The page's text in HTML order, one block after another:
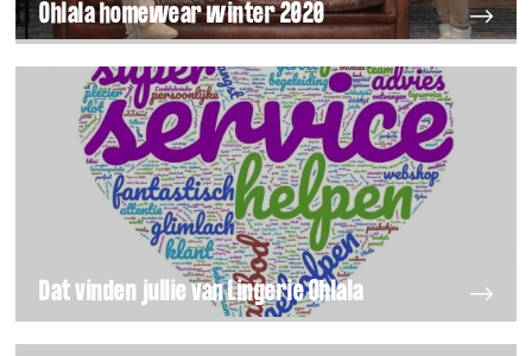
Ohlala homewear winter 2020
Dat vinden jullie van Lingerie Ohlala